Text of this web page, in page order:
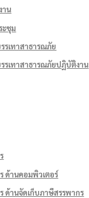
าน
ะชุม
รเทาสาธารณภัย
รเทาสาธารณภัยปฏิบัติงาน
ด้านคอมพิวเตอร์
ด้านจัดเก็บภาษีสรรพากร